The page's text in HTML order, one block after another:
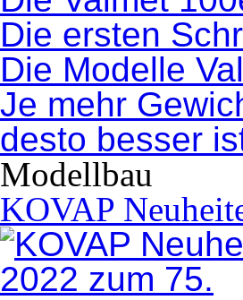
Die ersten
Die Modelle
Je mehr
desto besser
Modellbau
KOVAP